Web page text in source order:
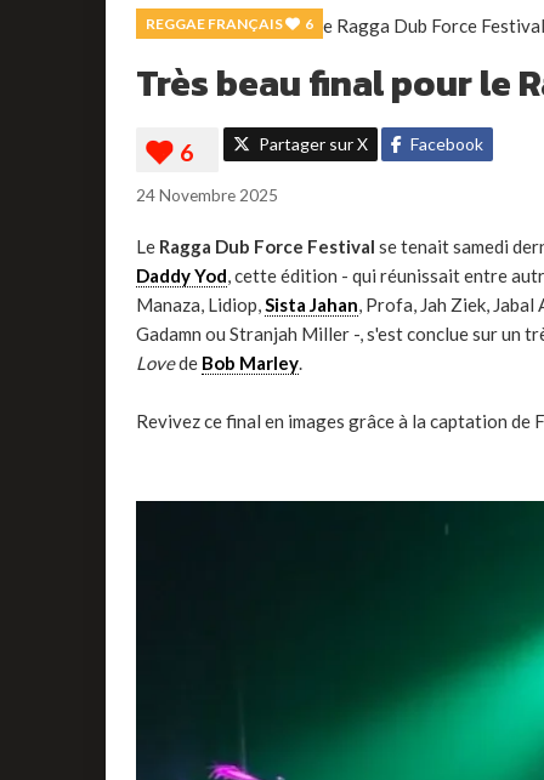
REGGAE FRANÇAIS 6
Très beau final pour le
Partager sur X Facebook
24 Novembre 2025
Le Ragga Dub Force Festival se tenait samedi
Daddy Yod, cette édition - qui réunissait entre
Manaza, Lidiop,Sista Jahan, Profa, Jah Ziek,
Gadamn ou Stranjah Miller -, s'est conclue sur un
Lovede Bob Marley.
Revivez ce final en images grâce à la captation de